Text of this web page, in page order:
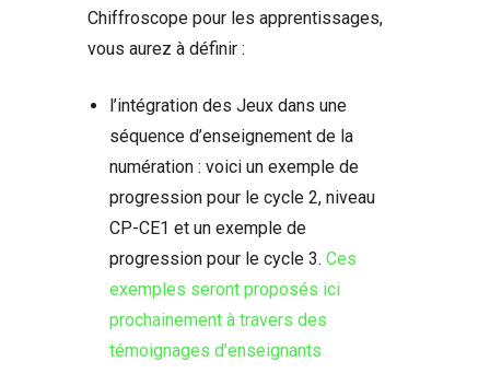
Chiffroscope pour les apprentissages,
vous aurez à définir :
l’intégration des Jeux dans une
séquence d’enseignement de la
numération : voici un exemple de
progression pour le cycle 2, niveau
CP-CE1 et un exemple de
progression pour le cycle 3. Ces
exemples seront proposés ici
prochainement à travers des
témoignages d’enseignants